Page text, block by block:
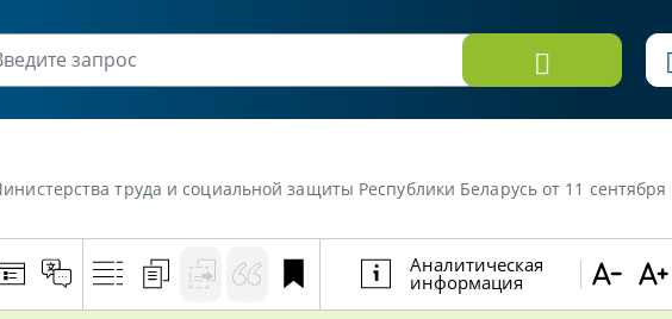
труда и социальной защиты Республики Беларусь от 11 сентября 2019 г. №43 «Об изменении
Аналитическая
информация